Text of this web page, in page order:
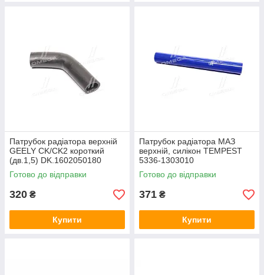
Патрубок радіатора верхній
GEELY CK/CK2 короткий
(дв.1,5) DK.1602050180
Готово до відправки
320 ₴
Купити
Патрубок радіатора МАЗ
верхній, силікон TEMPEST
5336-1303010
Готово до відправки
371 ₴
Купити